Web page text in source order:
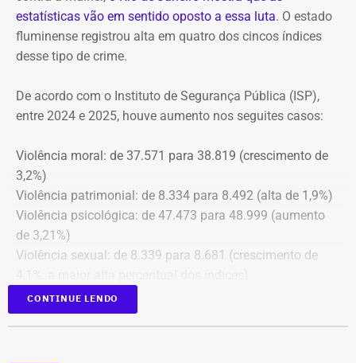
Além disso, o tribunal aprovou a expedição de ofício com
cópia integral do processo ao Ministério Público do
apuração de possíveis ilícitos nas esferas cível e criminal,
e à Secretaria de Regime Próprio e Complementar do
estatísticas vão em sentido oposto a essa luta. O estado
fluminense registrou alta em quatro dos cincos índices
desse tipo de crime.
De acordo com o Instituto de Segurança Pública (ISP),
entre 2024 e 2025, houve aumento nos seguites casos:
Violência moral: de 37.571 para 38.819 (crescimento de
3,2%)
Violência patrimonial: de 8.334 para 8.492 (alta de 1,9%)
Violência psicológica: de 47.473 para 48.999 (aumento
de 3,21%)
Violência sexual: de 8.339 para 8.681 (crescimento de
A única estatística que apresentou queda foi a de
violência física, que passou de 43.743 em 2024 para
CONTINUE LENDO